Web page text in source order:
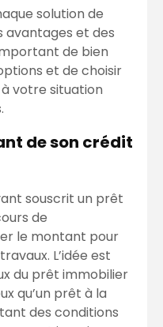
solution de
et des
de bien
et de choisir
votre situation
de son crédit
souscrit un prêt
de
le montant pour
L’idée est
du prêt immobilier
qu’un prêt à la
des conditions